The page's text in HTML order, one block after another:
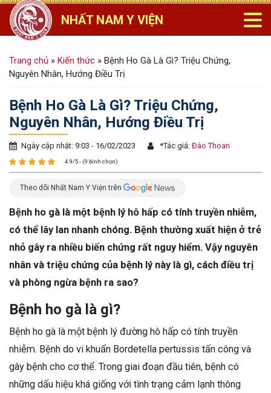
NHẤT NAM Y VIỆN
Trang chủ » Kiến thức » Bệnh Ho Gà Là Gì? Triệu Chứng,
Nguyên Nhân, Hướng Điều Trị
Bệnh Ho Gà Là Gì? Triệu Chứng,
Nguyên Nhân, Hướng Điều Trị
Ngày cập nhật: 9:03 - 16/02/2023 *Tác giả: Đào Thoan
4.9/5 - (9 bình chọn)
Theo dõi Nhất Nam Y Viện trên
Bệnh ho gà là một bệnh lý hô hấp có tính truyền nhiễm,
có thể lây lan nhanh chóng. Bệnh thường xuất hiện ở trẻ
nhỏ gây ra nhiều biến chứng rất nguy hiểm. Vậy nguyên
nhân và triệu chứng của bệnh lý này là gì, cách điều trị
và phòng ngừa bệnh ra sao?
Bệnh ho gà là gì?
Bệnh ho gà là một bệnh lý đường hô hấp có tính truyền
nhiễm. Bệnh do vi khuẩn Bordetella pertussis tấn công và
gây bệnh cho cơ thể. Trong giai đoạn đầu tiên, bệnh có
những dấu hiệu khá giống với tình trạng cảm lạnh thông